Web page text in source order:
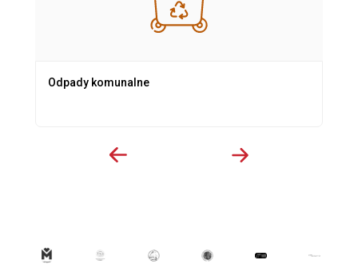
Odpady komunalne